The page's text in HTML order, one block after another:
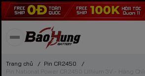
Trang chủ / Pin CR2450
/
Pin National Power CR2450 Lithium 3V - Hàng